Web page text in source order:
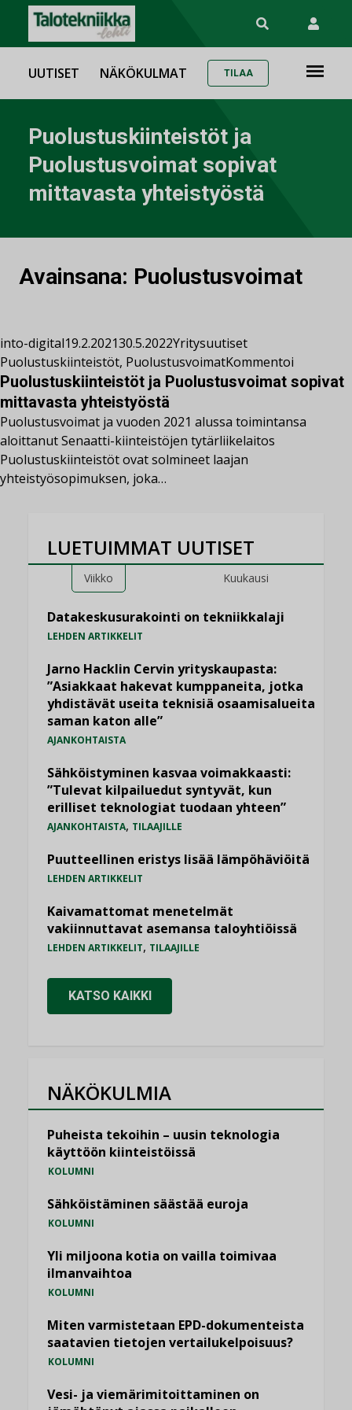
UUTISET NÄKÖKULMAT TILAA
Puolustuskiinteistöt ja
Puolustusvoimat sopivat
mittavasta yhteistyöstä
Avainsana: Puolustusvoimat
into-digital19.2.202130.5.2022Yritysuutiset
Puolustuskiinteistöt, PuolustusvoimatKommentoi
Puolustuskiinteistöt ja Puolustusvoimat sopivat
mittavasta yhteistyöstä
Puolustusvoimat ja vuoden 2021 alussa toimintansa
aloittanut Senaatti-kiinteistöjen tytärliikelaitos
Puolustuskiinteistöt ovat solmineet laajan
yhteistyösopimuksen, joka…
LUETUIMMAT UUTISET
Viikko Kuukausi
Datakeskusurakointi on tekniikkalaji
LEHDEN ARTIKKELIT
Jarno Hacklin Cervin yrityskaupasta:
”Asiakkaat hakevat kumppaneita, jotka
yhdistävät useita teknisiä osaamisalueita
saman katon alle”
AJANKOHTAISTA
Sähköistyminen kasvaa voimakkaasti:
”Tulevat kilpailuedut syntyvät, kun
erilliset teknologiat tuodaan yhteen”
AJANKOHTAISTA, TILAAJILLE
Puutteellinen eristys lisää lämpöhäviöitä
LEHDEN ARTIKKELIT
Kaivamattomat menetelmät
vakiinnuttavat asemansa taloyhtiöissä
LEHDEN ARTIKKELIT, TILAAJILLE
KATSO KAIKKI
NÄKÖKULMIA
Puheista tekoihin – uusin teknologia
käyttöön kiinteistöissä
KOLUMNI
Sähköistäminen säästää euroja
KOLUMNI
Yli miljoona kotia on vailla toimivaa
ilmanvaihtoa
KOLUMNI
Miten varmistetaan EPD-dokumenteista
saatavien tietojen vertailukelpoisuus?
KOLUMNI
Vesi- ja viemärimitoittaminen on